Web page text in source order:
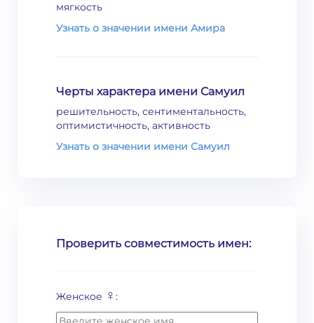
мягкость
Узнать о значении имени Амира
Черты характера имени Самуил
решительность, сентиментальность,
оптимистичность, активность
Узнать о значении имени Самуил
Проверить совместимость имен:
Женское ♀ :